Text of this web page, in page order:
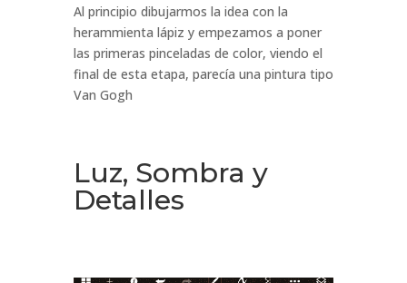
Al principio dibujarmos la idea con la
herammienta lápiz y empezamos a poner
las primeras pinceladas de color, viendo el
final de esta etapa, parecía una pintura tipo
Van Gogh
Luz, Sombra y
Detalles